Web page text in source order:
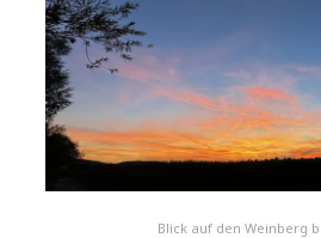
Blick auf den Weinberg